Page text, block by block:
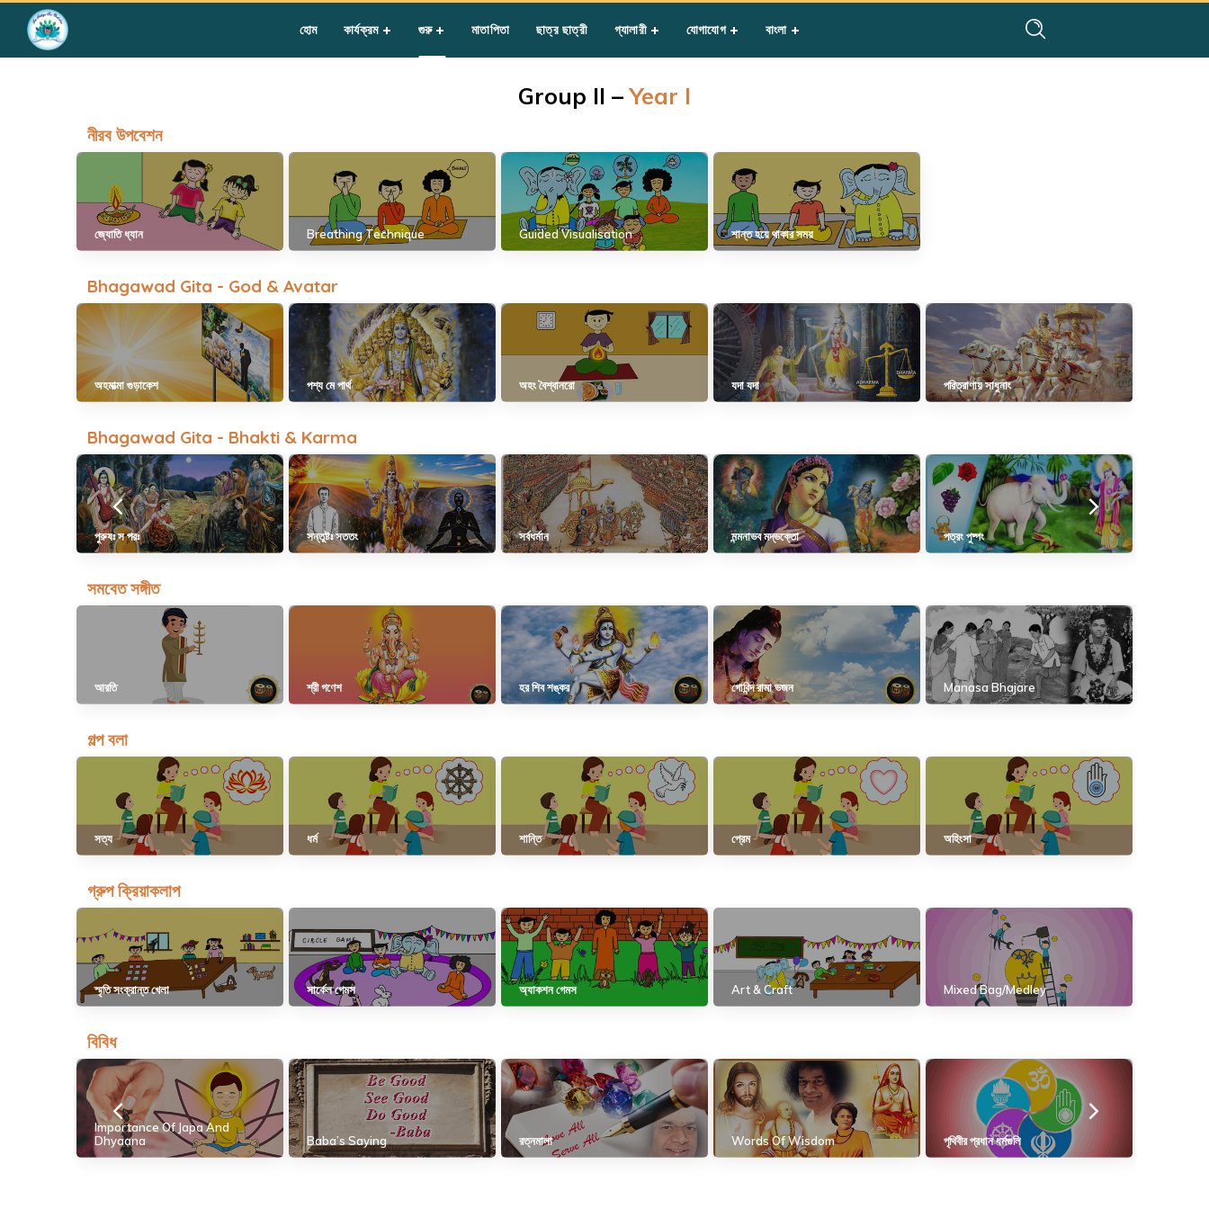
হোম কার্যক্রম গুরু মাতাপিতা ছাত্র ছাত্রী গ্যালারী যোগাযোগ বাংলা
Group II –Year I
নীরব উপবেশন
জ্যোতি ধ্যান Breathing Technique Guided Visualisation শান্ত হয়ে থাকার সময়
Bhagawad Gita - God & Avatar
অহমাত্মা গুড়াকেশ পশ্য মে পার্থ অহং বৈশ্বানরো যদা যদা পরিত্রাণায় সাধুনাং
Bhagawad Gita - Bhakti & Karma
পুরুষঃ স পরঃ সন্তুষ্টঃ সততং সর্বধর্মান মন্মনাভব মদ্ভক্তো পত্রং পুষ্পং
সমবেত সঙ্গীত
আরতি শ্রী গণেশ হর শিব শঙ্কর গোবিন্দ রামা ভজন Manasa Bhajare
গল্প বলা
সত্য ধর্ম শান্তি প্রেম অহিংসা
গ্রুপ ক্রিয়াকলাপ
স্মৃতি সংক্রান্ত খেলা সার্কেল গেমস অ্যাকশন গেমস Art & Craft Mixed Bag/Medley
বিবিধ
Importance Of Japa And
Dhyaana
Baba’s Saying রত্নমালা Words Of Wisdom পৃথিবীর প্রধান ধর্মগুলি